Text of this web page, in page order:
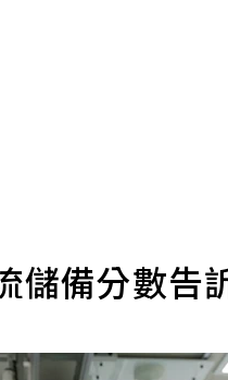
儲備分數告